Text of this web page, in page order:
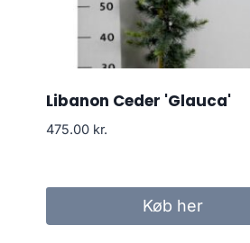
Libanon Ceder 'Glauca'
475.00 kr.
Køb her